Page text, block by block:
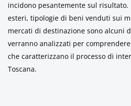
incidono pesantemente sul
esteri, tipologie di beni venduti sui
mercati di destinazione sono alcuni
verranno analizzati per
che caratterizzano il processo di
Toscana.